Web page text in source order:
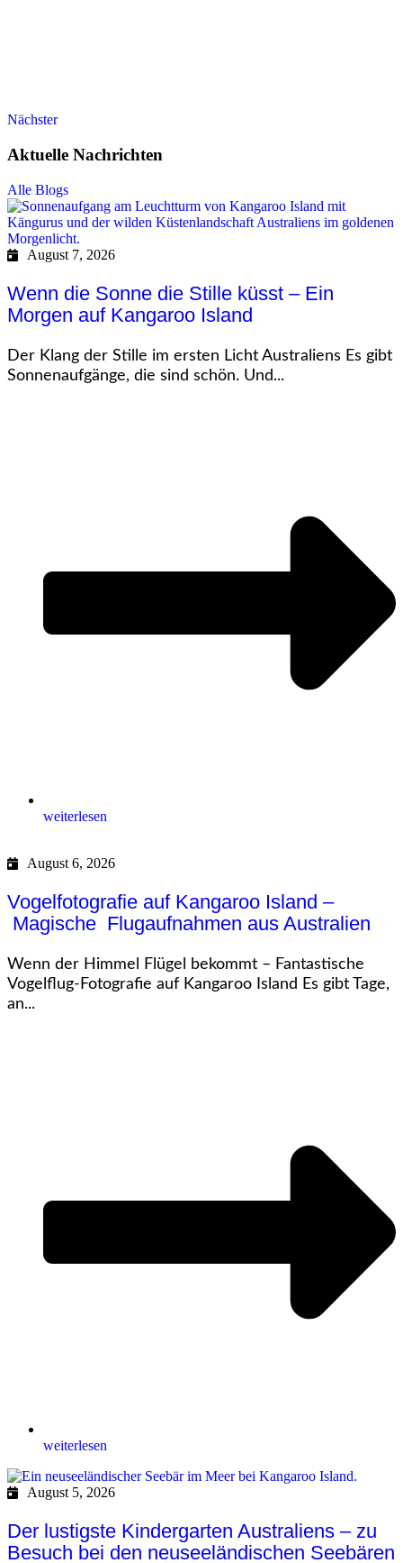
Nächster
Aktuelle Nachrichten
Alle Blogs
August 7, 2026
Wenn die Sonne die Stille küsst – Ein
Morgen auf Kangaroo Island
Der Klang der Stille im ersten Licht Australiens Es gibt
Sonnenaufgänge, die sind schön. Und...
weiterlesen
August 6, 2026
Vogelfotografie auf Kangaroo Island –
Magische Flugaufnahmen aus Australien
Wenn der Himmel Flügel bekommt – Fantastische
Vogelflug-Fotografie auf Kangaroo Island Es gibt Tage,
an...
weiterlesen
August 5, 2026
Der lustigste Kindergarten Australiens – zu
Besuch bei den neuseeländischen Seebären